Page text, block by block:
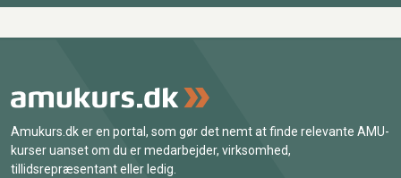
Amukurs.dk er en portal, som gør det nemt at finde relevante AMU-
kurser uanset om du er medarbejder, virksomhed,
tillidsrepræsentant eller ledig.